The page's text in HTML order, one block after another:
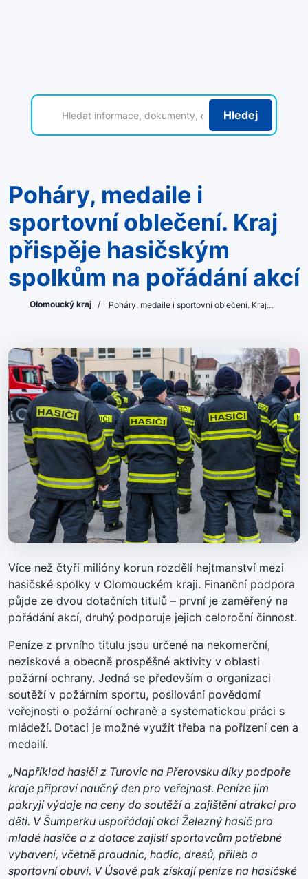
Hledej
Poháry, medaile i
sportovní oblečení. Kraj
přispěje hasičským
spolkům na pořádání akcí
Olomoucký kraj / Poháry, medaile i sportovní oblečení. Kraj…
Více než čtyři milióny korun rozdělí hejtmanství mezi
hasičské spolky v Olomouckém kraji. Finanční podpora
půjde ze dvou dotačních titulů – první je zaměřený na
pořádání akcí, druhý podporuje jejich celoroční činnost.
Peníze z prvního titulu jsou určené na nekomerční,
neziskové a obecně prospěšné aktivity v oblasti
požární ochrany. Jedná se především o organizaci
soutěží v požárním sportu, posilování povědomí
veřejnosti o požární ochraně a systematickou práci s
mládeží. Dotaci je možné využít třeba na pořízení cen a
medailí.
„Například hasiči z Turovic na Přerovsku díky podpoře
kraje připraví naučný den pro veřejnost. Peníze jim
pokryjí výdaje na ceny do soutěží a zajištění atrakcí pro
děti. V Šumperku uspořádají akci Železný hasič pro
mladé hasiče a z dotace zajistí sportovcům potřebné
vybavení, včetně proudnic, hadic, dresů, přileb a
sportovní obuvi. V Úsově pak získají peníze na hasičské